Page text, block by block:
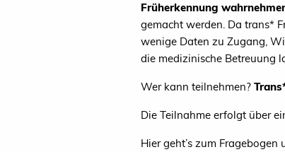
Früherkennung
gemacht werden. Da trans*
wenige Daten zu Zugang,
die medizinische Betreuung
Wer kann teilnehmen?
Die Teilnahme erfolgt über
Hier geht’s zum